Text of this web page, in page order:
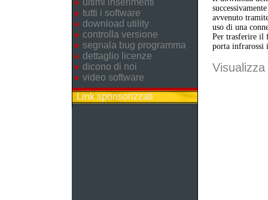
ultimi inserimenti
tutti i software
download utility
controlla versione
segnala bug programma
dettaglio licenze
dicono di noi
video software
Link sponsorizzati
avvenuto
uso di una
Per trasferire il
porta infrarossi